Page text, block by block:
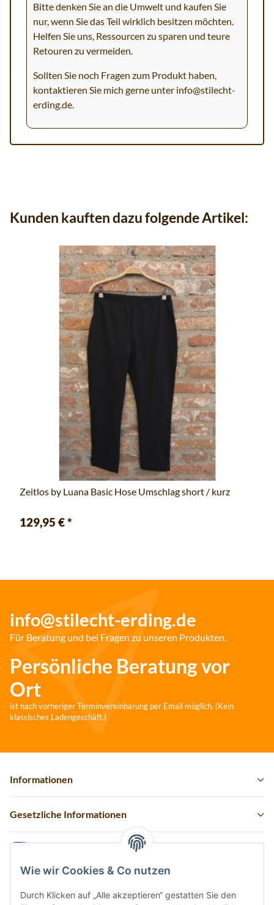
Wie wir Cookies & Co nutzen
Durch Klicken auf „Alle akzeptieren“ gestatten Sie den
Bitte denken Sie an die Umwelt und kaufen Sie
nur, wenn Sie das Teil wirklich besitzen möchten.
Helfen Sie uns, Ressourcen zu sparen und teure
Retouren zu vermeiden.
Sollten Sie noch Fragen zum Produkt haben,
kontaktieren Sie mich gerne unter info@stilecht-
erding.de.
Kunden kauften dazu folgende Artikel:
Zeitlos by Luana Basic Hose Umschlag short / kurz
129,95 €*
info@stilecht-erding.de
Für Beratung und bei Fragen zu unseren Produkten.
Persönliche Beratung vor
Ort
ist nach vorheriger Terminvereinbarung per Email möglich. (Kein
klassisches Ladengeschäft.)
Informationen
Gesetzliche Informationen